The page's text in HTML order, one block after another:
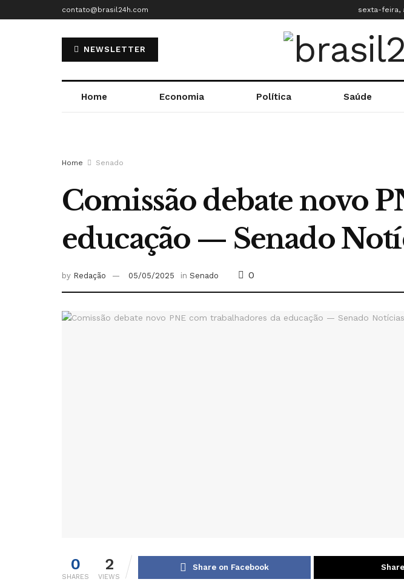
contato@brasil24h.com sexta-feira,
NEWSLETTER
Home Economia Política Saúde
Home Senado
Comissão debate novo
educação — Senado
by Redação 05/05/2025 in Senado 0
0
SHARES
2
VIEWS
Share on Facebook